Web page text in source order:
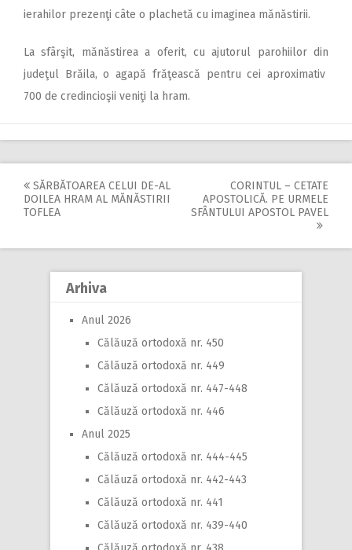
ierahilor prezenţi câte o plachetă cu imaginea mănăstirii.
La sfârşit, mănăstirea a oferit, cu ajutorul parohiilor din
judeţul Brăila, o agapă frăţească pentru cei aproximativ
700 de credincioşii veniţi la hram.
Post
SĂRBĂTOAREA CELUI DE-AL
DOILEA HRAM AL MĂNĂSTIRII
TOFLEA
CORINTUL – CETATE
APOSTOLICĂ. PE URMELE
SFÂNTULUI APOSTOL PAVEL
Arhiva
Anul 2026
Călăuză ortodoxă nr. 450
Călăuză ortodoxă nr. 449
Călăuză ortodoxă nr. 447-448
Călăuză ortodoxă nr. 446
Anul 2025
Călăuză ortodoxă nr. 444-445
Călăuză ortodoxă nr. 442-443
Călăuză ortodoxă nr. 441
Călăuză ortodoxă nr. 439-440